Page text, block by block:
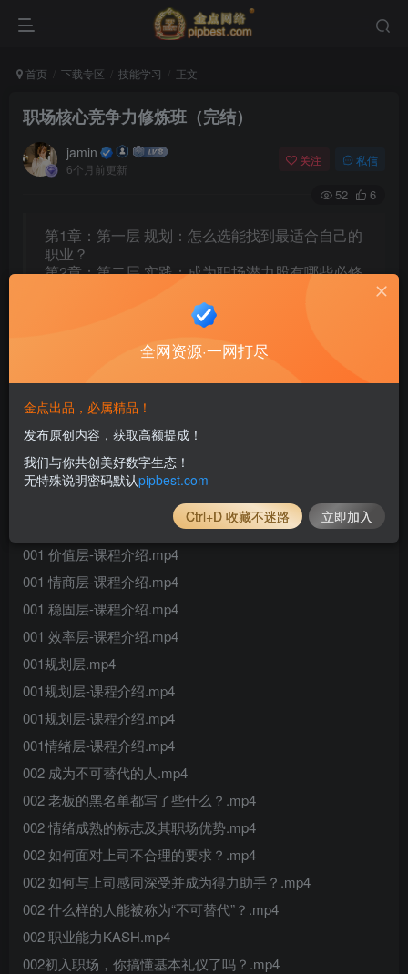
首页 下载专区 技能学习 正文
职场核心竞争力修炼班（完结）
jamin
6个月前更新
关注 私信
52 6
第1章：第一层 规划：怎么选能找到最适合自己的
职业？
第2章：第二层 实践：成为职场潜力股有哪些必修
第3章：第三层 规则：掌握哪些规则能让你叱咤职
第4章：第四层 情绪：如何成为情绪成熟的人？
第5章：第五层 情商：如何培养职场高情商？
第6章：第六层 关系：如何管理好自己的关系？
第7章：第七层 效率：怎样高效地完成任务？
第8章：第八层 价值：让自己成为不可替代的职场
人
第9章：第九层 稳固：从心出发，如何提高职业满
足感？
001 关系层-课程介绍.mp4
001 价值层-课程介绍.mp4
001 情商层-课程介绍.mp4
001 稳固层-课程介绍.mp4
001 效率层-课程介绍.mp4
001规划层.mp4
001规划层-课程介绍.mp4
001规划层-课程介绍.mp4
001情绪层-课程介绍.mp4
002 成为不可替代的人.mp4
002 老板的黑名单都写了些什么？.mp4
002 情绪成熟的标志及其职场优势.mp4
002 如何面对上司不合理的要求？.mp4
002 如何与上司感同深受并成为得力助手？.mp4
002 什么样的人能被称为“不可替代”？.mp4
002 职业能力KASH.mp4
002初入职场，你搞懂基本礼仪了吗？.mp4
全网资源·一网打尽
金点出品，必属精品！
发布原创内容，获取高额提成！
我们与你共创美好数字生态！
无特殊说明密码默认pipbest.com
Ctrl+D 收藏不迷路 立即加入